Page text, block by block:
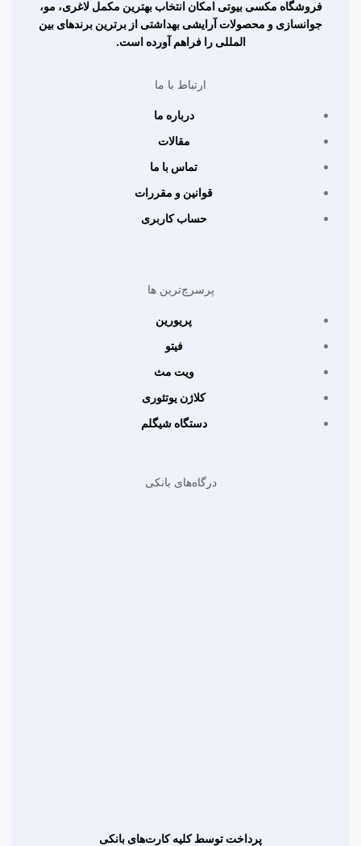
فروشگاه مکسی بیوتی امکان انتخاب بهترین مکمل لاغری، مو،
جوانسازی و محصولات آرایشی بهداشتی از برترین برندهای بین
المللی را فراهم آورده است.
ارتباط با ما
درباره ما
مقالات
تماس با ما
قوانین و مقررات
حساب کاربری
پرسرچ‌ترین ها
پریورین
فیتو
ویت مث
کلاژن یوتئوری
دستگاه شیگلم
درگاه‌های بانکی
پرداخت توسط کلیه کارت‌های بانکی